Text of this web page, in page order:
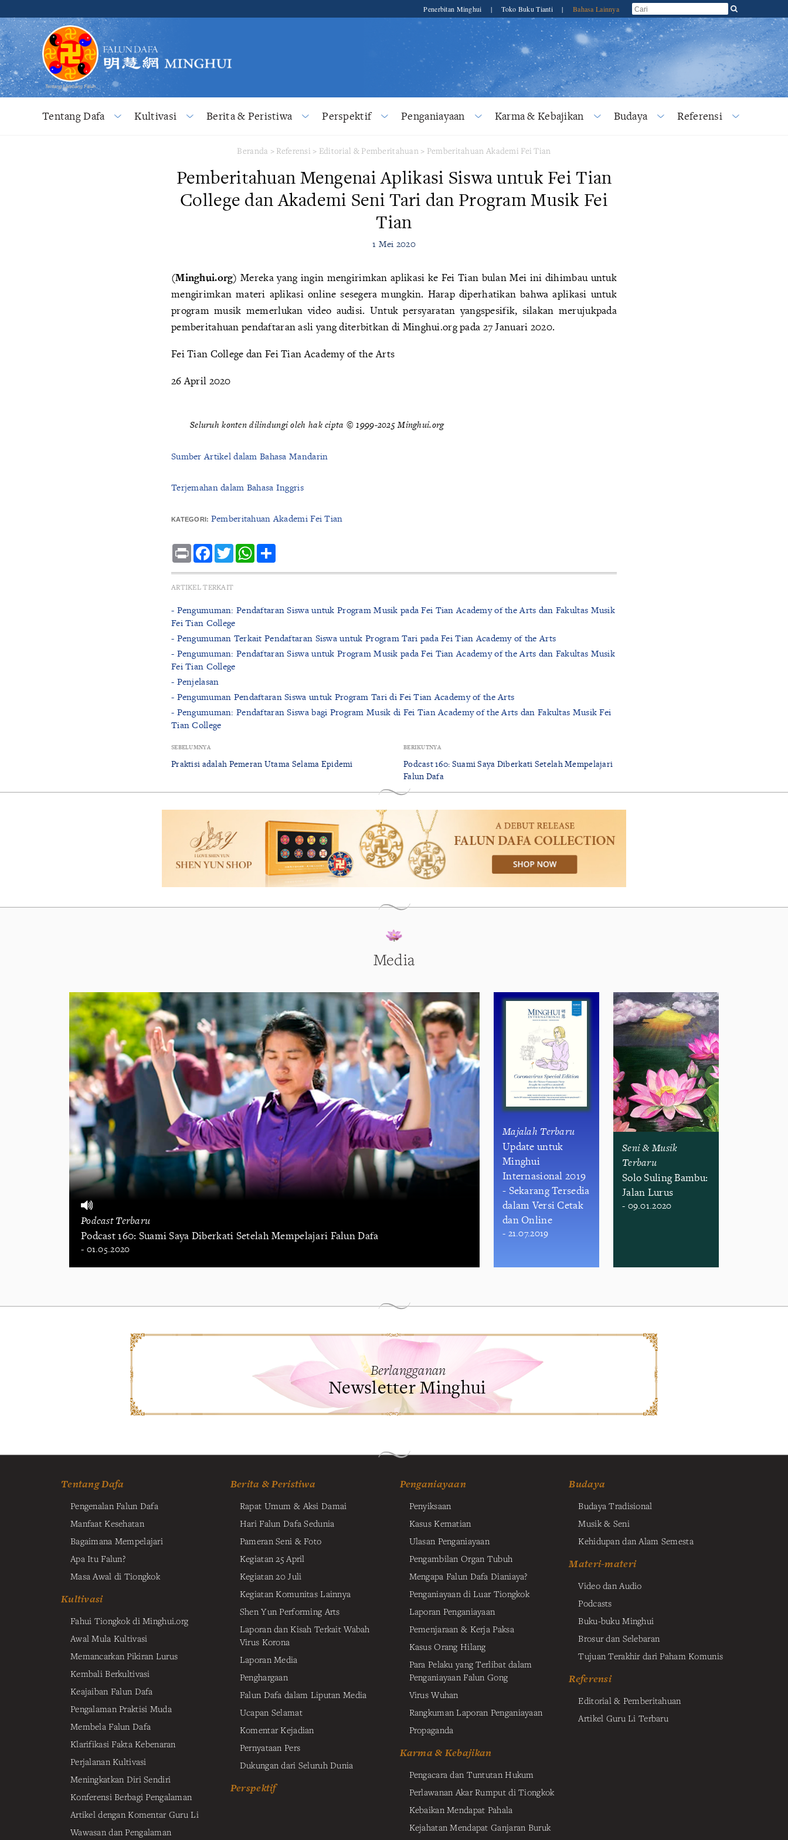
Penerbitan Minghui | Toko Buku Tianti | Bahasa Lainnya
Tentang Dafa Kultivasi Berita & Peristiwa Perspektif Penganiayaan Karma & Kebajikan Budaya Referensi
Beranda > Referensi > Editorial & Pemberitahuan > Pemberitahuan Akademi Fei Tian
Pemberitahuan Mengenai Aplikasi Siswa untuk Fei Tian
College dan Akademi Seni Tari dan Program Musik Fei
Tian
1 Mei 2020
(Minghui.org) Mereka yang ingin mengirimkan aplikasi ke Fei Tian bulan Mei ini dihimbau untuk
mengirimkan materi aplikasi online sesegera mungkin. Harap diperhatikan bahwa aplikasi untuk
program musik memerlukan video audisi. Untuk persyaratan yangspesifik, silakan merujukpada
pemberitahuan pendaftaran asli yang diterbitkan di Minghui.org pada 27 Januari 2020.
Fei Tian College dan Fei Tian Academy of the Arts
26 April 2020
Seluruh konten dilindungi oleh hak cipta © 1999-2025 Minghui.org
Sumber Artikel dalam Bahasa Mandarin
Terjemahan dalam Bahasa Inggris
KATEGORI: Pemberitahuan Akademi Fei Tian
Print Facebook
TwitterWhatsApp
ARTIKEL TERKAIT
- Pengumuman: Pendaftaran Siswa untuk Program Musik pada Fei Tian Academy of the Arts dan Fakultas Musik
Fei Tian College
- Pengumuman Terkait Pendaftaran Siswa untuk Program Tari pada Fei Tian Academy of the Arts
- Pengumuman: Pendaftaran Siswa untuk Program Musik pada Fei Tian Academy of the Arts dan Fakultas Musik
Fei Tian College
- Penjelasan
- Pengumuman Pendaftaran Siswa untuk Program Tari di Fei Tian Academy of the Arts
- Pengumuman: Pendaftaran Siswa bagi Program Musik di Fei Tian Academy of the Arts dan Fakultas Musik Fei
Tian College
SEBELUMNYA
Praktisi adalah Pemeran Utama Selama Epidemi
BERIKUTNYA
Podcast 160: Suami Saya Diberkati Setelah Mempelajari
Falun Dafa
Media
Podcast Terbaru
Podcast 160: Suami Saya Diberkati Setelah Mempelajari Falun Dafa
- 01.05.2020
Majalah Terbaru
Update untuk
Minghui
Internasional 2019
- Sekarang Tersedia
dalam Versi Cetak
dan Online
- 21.07.2019
Seni & Musik
Terbaru
Solo Suling Bambu:
Jalan Lurus
- 09.01.2020
Berlangganan
Newsletter Minghui
Tentang Dafa
Pengenalan Falun Dafa
Manfaat Kesehatan
Bagaimana Mempelajari
Apa Itu Falun?
Masa Awal di Tiongkok
Kultivasi
Fahui Tiongkok di Minghui.org
Awal Mula Kultivasi
Memancarkan Pikiran Lurus
Kembali Berkultivasi
Keajaiban Falun Dafa
Pengalaman Praktisi Muda
Membela Falun Dafa
Klarifikasi Fakta Kebenaran
Perjalanan Kultivasi
Meningkatkan Diri Sendiri
Konferensi Berbagi Pengalaman
Artikel dengan Komentar Guru Li
Wawasan dan Pengalaman
Berita & Peristiwa
Rapat Umum & Aksi Damai
Hari Falun Dafa Sedunia
Pameran Seni & Foto
Kegiatan 25 April
Kegiatan 20 Juli
Kegiatan Komunitas Lainnya
Shen Yun Performing Arts
Laporan dan Kisah Terkait Wabah
Virus Korona
Laporan Media
Penghargaan
Falun Dafa dalam Liputan Media
Ucapan Selamat
Komentar Kejadian
Pernyataan Pers
Dukungan dari Seluruh Dunia
Perspektif
Penganiayaan
Penyiksaan
Kasus Kematian
Ulasan Penganiayaan
Pengambilan Organ Tubuh
Mengapa Falun Dafa Dianiaya?
Penganiayaan di Luar Tiongkok
Laporan Penganiayaan
Pemenjaraan & Kerja Paksa
Kasus Orang Hilang
Para Pelaku yang Terlibat dalam
Penganiayaan Falun Gong
Virus Wuhan
Rangkuman Laporan Penganiayaan
Propaganda
Karma & Kebajikan
Pengacara dan Tuntutan Hukum
Perlawanan Akar Rumput di Tiongkok
Kebaikan Mendapat Pahala
Kejahatan Mendapat Ganjaran Buruk
Budaya
Budaya Tradisional
Musik & Seni
Kehidupan dan Alam Semesta
Materi-materi
Video dan Audio
Podcasts
Buku-buku Minghui
Brosur dan Selebaran
Tujuan Terakhir dari Paham Komunis
Referensi
Editorial & Pemberitahuan
Artikel Guru Li Terbaru